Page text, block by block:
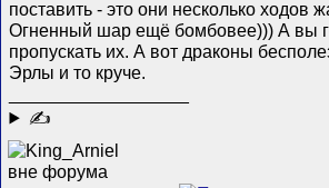
поставить - это они несколько ходов
Огненный шар ещё бомбовее))) А вы
пропускать их. А вот драконы
Эрлы и то круче.
✍